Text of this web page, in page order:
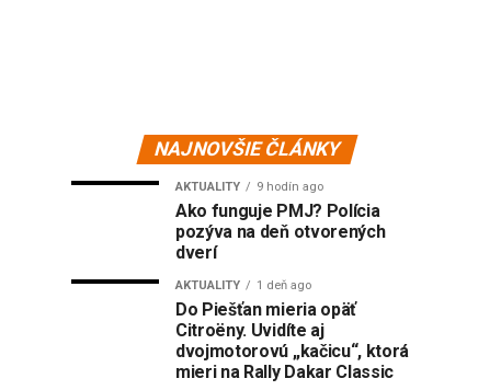
NAJNOVŠIE ČLÁNKY
AKTUALITY 9 hodín ago
Ako funguje PMJ? Polícia
pozýva na deň otvorených
dverí
AKTUALITY 1 deň ago
Do Piešťan mieria opäť
Citroëny. Uvidíte aj
dvojmotorovú „kačicu“, ktorá
mieri na Rally Dakar Classic